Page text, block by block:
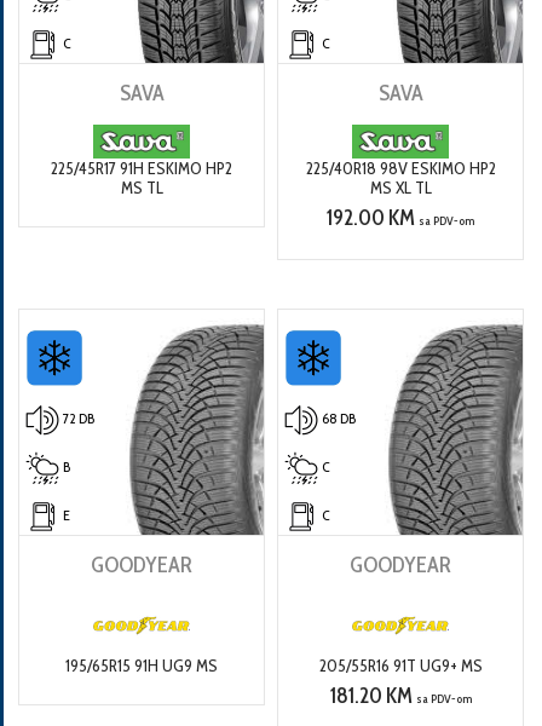
C
SAVA
225/45R17 91H ESKIMO HP2
MS TL
C
SAVA
225/40R18 98V ESKIMO HP2
MS XL TL
192.00 KM sa PDV-om
72 DB
B
E
GOODYEAR
195/65R15 91H UG9 MS
68 DB
C
C
GOODYEAR
205/55R16 91T UG9+ MS
181.20 KM sa PDV-om